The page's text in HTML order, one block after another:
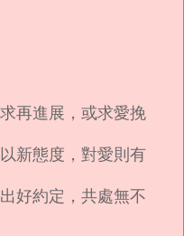
再進展，或求愛挽
新態度，對愛則有
好約定，共處無不